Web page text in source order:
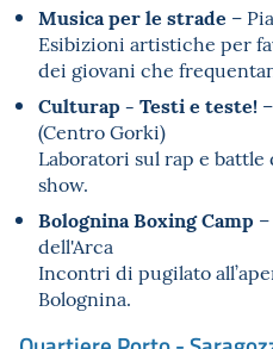
Musica per le strade –
Esibizioni artistiche per
dei giovani che
Culturap - Testi e teste!
(Centro Gorki)
Laboratori sul rap e
show.
Bolognina Boxing Camp
dell'Arca
Incontri di pugilato
Bolognina.